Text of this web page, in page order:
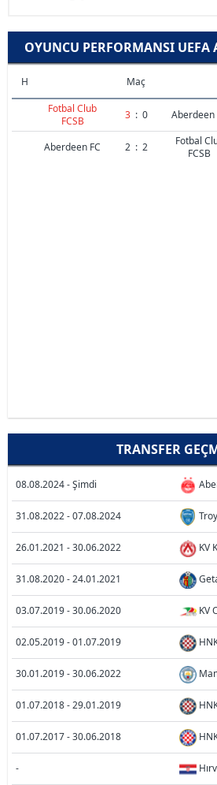
OYUNCU PERFORMANSI
H Maç
Fotbal Club
FCSB
3 : 0 Aberdeen
Aberdeen FC 2 : 2
Fotbal
FCSB
TRANSFER
08.08.2024 - Şimdi
31.08.2022 - 07.08.2024
26.01.2021 - 30.06.2022 KV
31.08.2020 - 24.01.2021
03.07.2019 - 30.06.2020 KV
02.05.2019 - 01.07.2019
30.01.2019 - 30.06.2022
01.07.2018 - 29.01.2019
01.07.2017 - 30.06.2018
-